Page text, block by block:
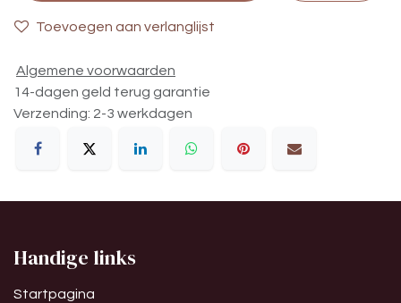
Toevoegen aan verlanglijst
Algemene voorwaarden
14-dagen geld terug garantie
Verzending: 2-3 werkdagen
Handige links
Startpagina